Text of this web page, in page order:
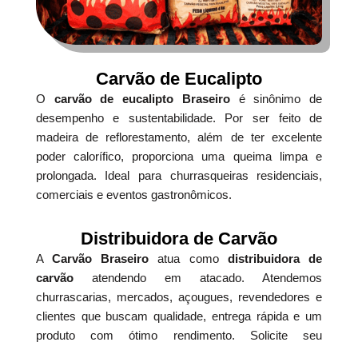
Carvão de Eucalipto
O carvão de eucalipto Braseiroé sinônimo de
desempenho e sustentabilidade. Por ser feito de
madeira de reflorestamento, além de ter excelente
poder calorífico, proporciona uma queima limpa e
prolongada. Ideal para churrasqueiras residenciais,
comerciais e eventos gastronômicos.
Distribuidora de Carvão
ACarvão Braseiro atua como distribuidora de
carvãoatendendo em atacado. Atendemos
churrascarias, mercados, açougues, revendedores e
clientes que buscam qualidade, entrega rápida e um
produto com ótimo rendimento. Solicite seu